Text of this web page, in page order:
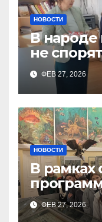
НОВОСТИ
В народе
не спорят!»
ФЕВ 27, 2026
НОВОСТИ
В рамках
9а,8,9б
ФЕВ 27, 2026